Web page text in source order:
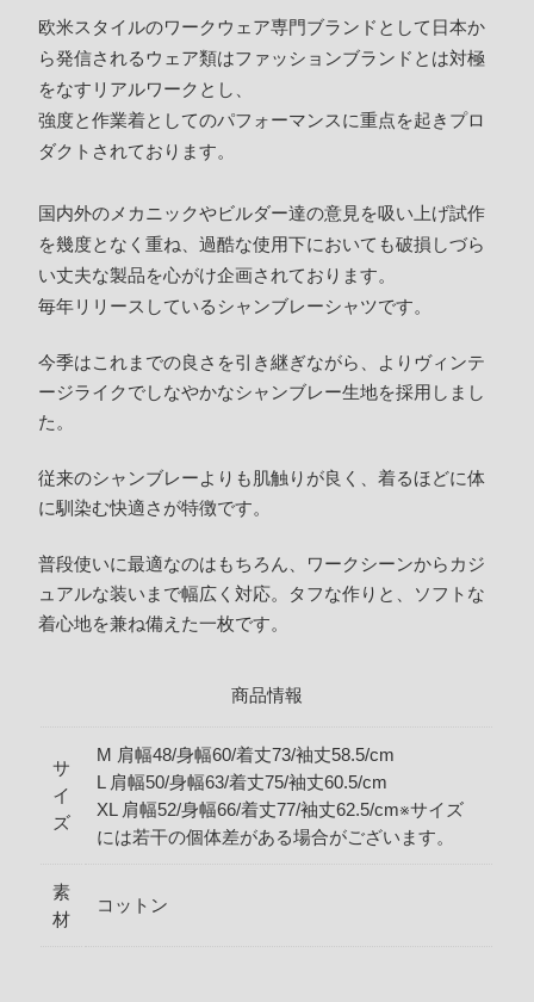
欧米スタイルのワークウェア専門ブランドとして日本か
ら発信されるウェア類はファッションブランドとは対極
をなすリアルワークとし、
強度と作業着としてのパフォーマンスに重点を起きプロ
ダクトされております。
国内外のメカニックやビルダー達の意見を吸い上げ試作
を幾度となく重ね、過酷な使用下においても破損しづら
い丈夫な製品を心がけ企画されております。
毎年リリースしているシャンブレーシャツです。
今季はこれまでの良さを引き継ぎながら、よりヴィンテ
ージライクでしなやかなシャンブレー生地を採用しまし
た。
従来のシャンブレーよりも肌触りが良く、着るほどに体
に馴染む快適さが特徴です。
普段使いに最適なのはもちろん、ワークシーンからカジ
ュアルな装いまで幅広く対応。タフな作りと、ソフトな
着心地を兼ね備えた一枚です。
商品情報
サ
イ
ズ
M 肩幅48/身幅60/着丈73/袖丈58.5/cm
L 肩幅50/身幅63/着丈75/袖丈60.5/cm
XL 肩幅52/身幅66/着丈77/袖丈62.5/cm※サイズ
には若干の個体差がある場合がございます。
素
材
コットン